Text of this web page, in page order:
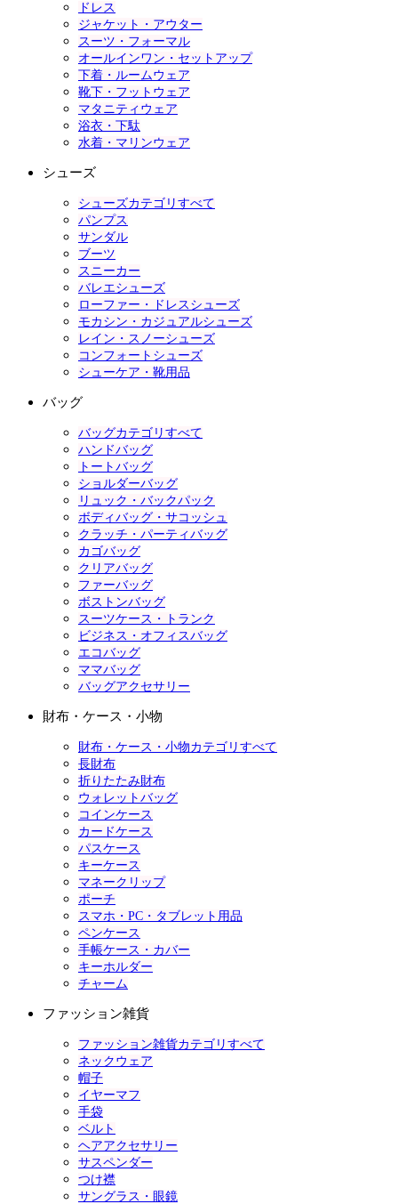
ドレス
ジャケット・アウター
スーツ・フォーマル
オールインワン・セットアップ
下着・ルームウェア
靴下・フットウェア
マタニティウェア
浴衣・下駄
水着・マリンウェア
シューズ
シューズカテゴリすべて
パンプス
サンダル
ブーツ
スニーカー
バレエシューズ
ローファー・ドレスシューズ
モカシン・カジュアルシューズ
レイン・スノーシューズ
コンフォートシューズ
シューケア・靴用品
バッグ
バッグカテゴリすべて
ハンドバッグ
トートバッグ
ショルダーバッグ
リュック・バックパック
ボディバッグ・サコッシュ
クラッチ・パーティバッグ
カゴバッグ
クリアバッグ
ファーバッグ
ボストンバッグ
スーツケース・トランク
ビジネス・オフィスバッグ
エコバッグ
ママバッグ
バッグアクセサリー
財布・ケース・小物
財布・ケース・小物カテゴリすべて
長財布
折りたたみ財布
ウォレットバッグ
コインケース
カードケース
パスケース
キーケース
マネークリップ
ポーチ
スマホ・PC・タブレット用品
ペンケース
手帳ケース・カバー
キーホルダー
チャーム
ファッション雑貨
ファッション雑貨カテゴリすべて
ネックウェア
帽子
イヤーマフ
手袋
ベルト
ヘアアクセサリー
サスペンダー
つけ襟
サングラス・眼鏡